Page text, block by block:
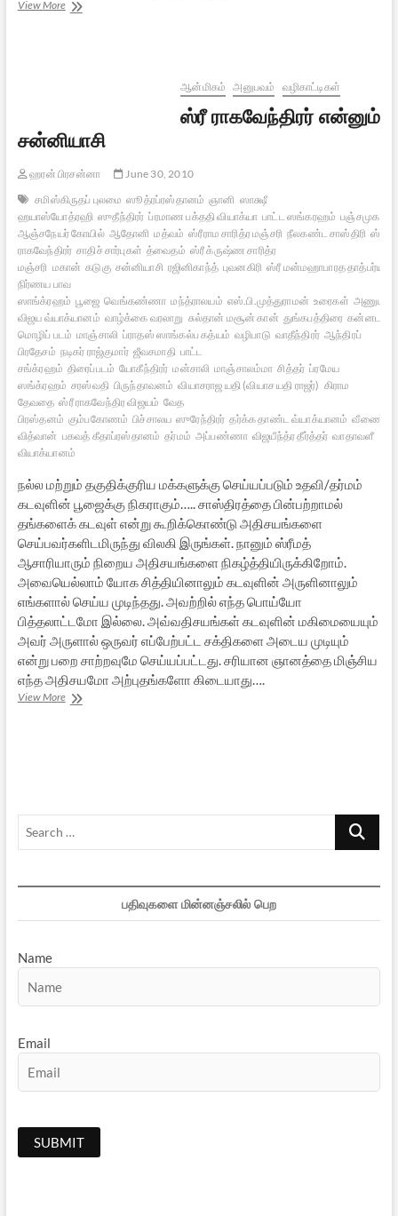
View More‘பைசன்’
ஆன்மிகம் அனுபவம் வழிகாட்டிகள்
ஸ்ரீ ராகவேந்திரர் என்னும்
சன்னியாசி
ஹரன் பிரசன்னா
June 30, 2010
சமிஸ்கிருதப் புலமை ஸூத்ரப்ரஸ்தானம் ஞானி ஸாக்ஷீ
ஹயாஸ்யோத்ரஹி ஸுதீந்திரர் ப்ரமாண பக்ததி வியாக்யா பாட்ட ஸங்கரஹம் பஞ்சமுக
ஆஞ்சநேயர் கோயில் ஆதோனி மத்வம் ஸ்ரீராம சாரித்ர மஞ்சரி நீலகண்ட சாஸ்திரி ஸ்ரீ
ராகவேந்திரர் சாதிச் சார்புகள் த்வைதம் ஸ்ரீ க்ருஷ்ண சாரித்ர
மஞ்சரி மகான் கடுகு சன்னியாசி ரஜினிகாந்த் புவனகிரி ஸ்ரீ மன்மஹாபாரத தாத்பர்ய
நிர்ணய பாவ
ஸாங்க்ரஹம் பூஜை வெங்கண்ணா மந்த்ராலயம் எஸ்.பி.முத்துராமன் உரைகள்
விஜய வ்யாக்யானம் வாழ்க்கை வரலாறு சுல்தான் மசூன் கான் துங்கபத்திரை கன்னட
மொழிப் படம் மாஞ்சாலி ப்ராதஸ் ஸாங்கல்ப கத்யம் வழிபாடு வாதீந்திரர் ஆந்திரப்
பிரதேசம் நடிகர் ராஜ்குமார் ஜீவசமாதி பாட்ட
சங்க்ரஹம் திரைப்படம் யோகீந்திரர் மன்சாலி மாஞ்சாலம்மா சித்தர் ப்ரமேய
ஸங்க்ரஹம் சரஸ்வதி பிருந்தாவனம் வியாசராஜ யதி (வியாச யதி ராஜர்) கிராம
தேவதை ஸ்ரீ ராகவேந்திர விஜயம் வேத
பிரஸ்தனம் கும்பகோணம் பிச்சாலய ஸுரேந்திரர் தர்க்க தாண்ட வ்யாக்யானம் வீணை
வித்வான் பகவத் கீதாப்ரஸ்தானம் தர்மம் அப்பண்ணா விஜயீந்த்ர தீர்த்தர் வாதாவளீ
வியாக்யானம்
நல்ல மற்றும் தகுதிக்குரிய மக்களுக்கு செய்யப்படும் உதவி/தர்மம்
கடவுளின் பூஜைக்கு நிகராகும்….. சாஸ்திரத்தை பின்பற்றாமல்
தங்களைக் கடவுள் என்று கூறிக்கொண்டு அதிசயங்களை
செய்பவர்களிடமிருந்து விலகி இருங்கள். நானும் ஸ்ரீமத்
ஆசாரியாரும் நிறைய அதிசயங்களை நிகழ்த்தியிருக்கிறோம்.
அவையெல்லாம் யோக சித்தியினாலும் கடவுளின் அருளினாலும்
எங்களால் செய்ய முடிந்தது. அவற்றில் எந்த பொய்யோ
பித்தலாட்டமோ இல்லை. அவ்வதிசயங்கள் கடவுளின் மகிமையையும்
அவர் அருளால் ஒருவர் எப்பேற்பட்ட சக்திகளை அடைய முடியும்
என்று பறை சாற்றவுமே செய்யப்பட்டது. சரியான ஞானத்தை மிஞ்சிய
எந்த அதிசயமோ அற்புதங்களோ கிடையாது….
View Moreஸ்ரீ
Search
பதிவுகளை மின்னஞ்சலில் பெற
Name
Email